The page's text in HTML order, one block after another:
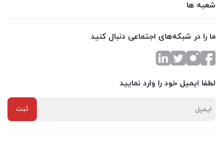
شعبه ها
ما را در شبکه‌های اجتماعی دنبال کنید
لطفا ایمیل خود را وارد نمایید